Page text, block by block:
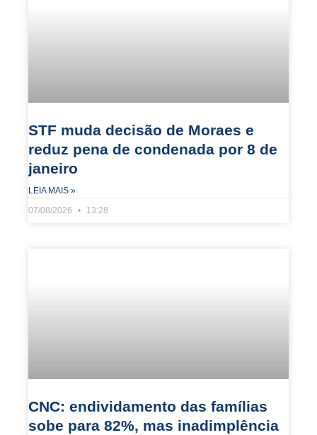
STF muda decisão de Moraes e
reduz pena de condenada por 8 de
janeiro
LEIA MAIS »
07/08/2026
13:28
CNC: endividamento das famílias
sobe para 82%, mas inadimplência